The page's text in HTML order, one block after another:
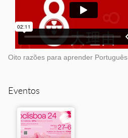
Oito razões para aprender Português
Eventos